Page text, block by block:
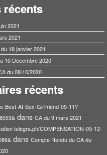
2021
2021
18 janvier 2021
10 Décembre 2020
du 08/10/2020
récents
Best-AI-Sex-Girlfriend-05-11?
dans CA du 9 mars 2021
telegra.ph/COMPENSATION-05-12-
dans Compte Rendu du CA du